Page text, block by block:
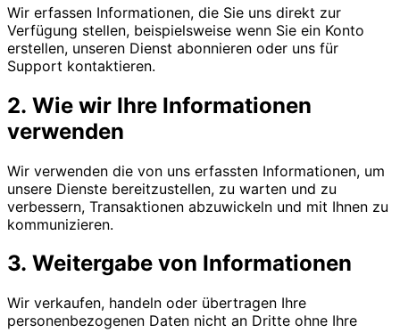
Wir erfassen Informationen, die Sie uns direkt zur
Verfügung stellen, beispielsweise wenn Sie ein Konto
erstellen, unseren Dienst abonnieren oder uns für
Support kontaktieren.
2. Wie wir Ihre Informationen
verwenden
Wir verwenden die von uns erfassten Informationen, um
unsere Dienste bereitzustellen, zu warten und zu
verbessern, Transaktionen abzuwickeln und mit Ihnen zu
kommunizieren.
3. Weitergabe von Informationen
Wir verkaufen, handeln oder übertragen Ihre
personenbezogenen Daten nicht an Dritte ohne Ihre